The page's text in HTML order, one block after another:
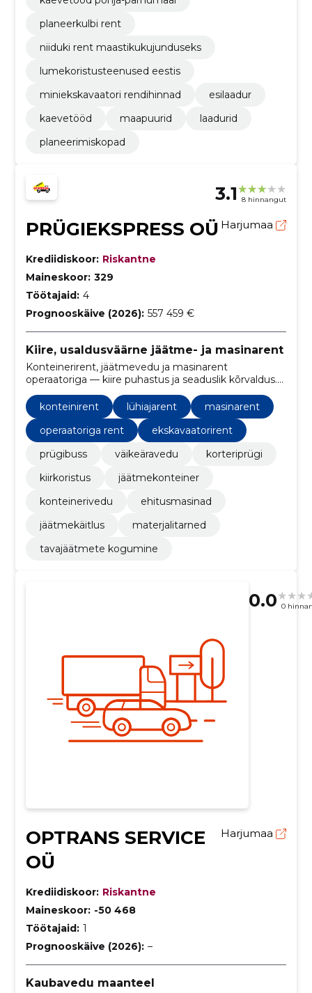
planeerkulbi rent
niiduki rent maastikukujunduseks
lumekoristusteenused eestis
miniekskavaatori rendihinnad
esilaadur
kaevetööd
maapuurid
laadurid
planeerimiskopad
3.1 8 hinnangut
PRÜGIEKSPRESS OÜ Harjumaa
Krediidiskoor: Riskantne
Maineskoor: 329
Töötajaid: 4
Prognooskäive (2026): 557 459 €
Kiire, usaldusväärne jäätme- ja masinarent
Konteinerirent, jäätmevedu ja masinarent
operaatoriga — kiire puhastus ja seaduslik kõrvaldus.
Paindlikud lühirendid ning kogu logistika ühest
kohast.
konteinirent lühiajarent
masinarent
operaatoriga rent
ekskavaatorirent
prügibuss
väikeäravedu
korteriprügi
kiirkoristus
jäätmekonteiner
konteinerivedu
ehitusmasinad
jäätmekäitlus
materjalitarned
tavajäätmete kogumine
0.0 0
OPTRANS SERVICE
OÜ
Harjumaa
Krediidiskoor: Riskantne
Maineskoor: -50 468
Töötajaid: 1
Prognooskäive (2026): –
Kaubavedu maanteel